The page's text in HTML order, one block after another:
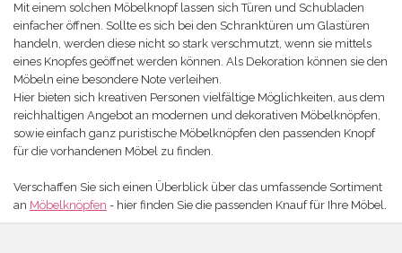
Mit einem solchen Möbelknopf lassen sich Türen und Schubladen
einfacher öffnen. Sollte es sich bei den Schranktüren um Glastüren
handeln, werden diese nicht so stark verschmutzt, wenn sie mittels
eines Knopfes geöffnet werden können. Als Dekoration können sie den
Möbeln eine besondere Note verleihen.
Hier bieten sich kreativen Personen vielfältige Möglichkeiten, aus dem
reichhaltigen Angebot an modernen und dekorativen Möbelknöpfen,
sowie einfach ganz puristische Möbelknöpfen den passenden Knopf
für die vorhandenen Möbel zu finden.
Verschaffen Sie sich einen Überblick über das umfassende Sortiment
an Möbelknöpfen - hier finden Sie die passenden Knauf für Ihre Möbel.